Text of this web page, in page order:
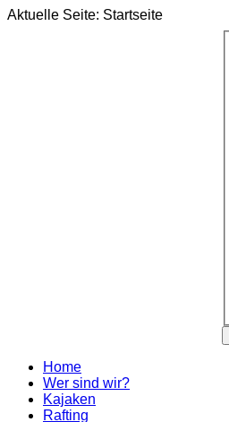
Aktuelle Seite: Startseite
Home
Wer sind wir?
Kajaken
Rafting